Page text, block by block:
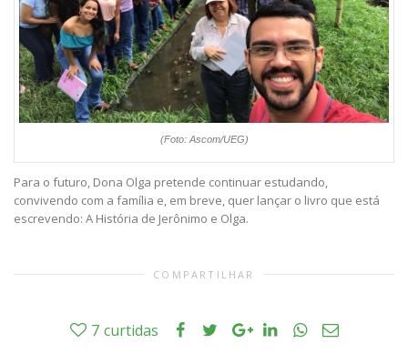
(Foto: Ascom/UEG)
Para o futuro, Dona Olga pretende continuar estudando,
convivendo com a família e, em breve, quer lançar o livro que está
escrevendo: A História de Jerônimo e Olga.
COMPARTILHAR
7 curtidas